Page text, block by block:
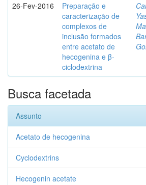
26-Fev-2016
Preparação e
caracterização de
complexos de
inclusão formados
entre acetato de
hecogenina e β-
ciclodextrina
Busca facetada
Assunto
Acetato de hecogenina
Cyclodextrins
Hecogenin acetate